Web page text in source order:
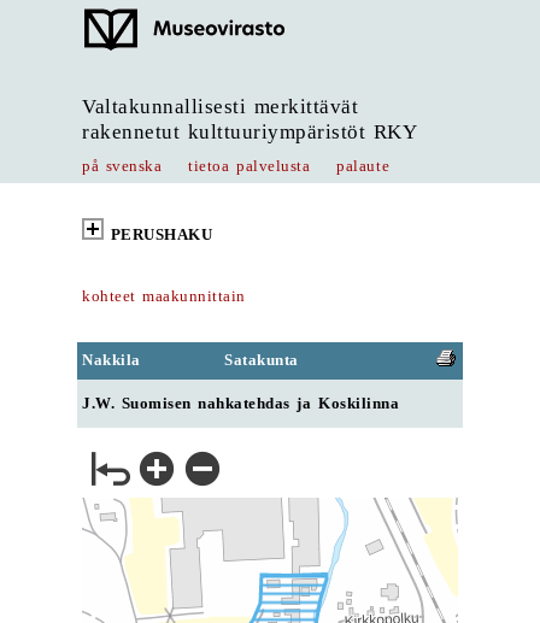
Valtakunnallisesti merkittävät
rakennetut kulttuuriympäristöt RKY
på svenska tietoa palvelusta palaute
PERUSHAKU
kohteet maakunnittain
Nakkila Satakunta
J.W. Suomisen nahkatehdas ja Koskilinna